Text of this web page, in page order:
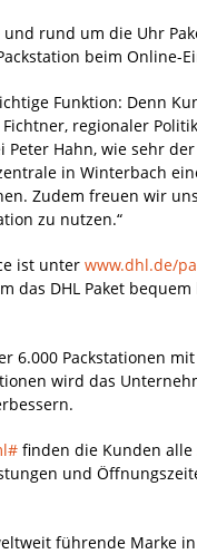
rund um die Uhr
beim Online-
Funktion: Denn
regionaler
Peter Hahn, wie sehr
in Winterbach
Zudem freuen wir
zu nutzen.“
ist unter www.dhl.de/
das DHL Paket
Packstationen
wird das
finden die Kunden alle
und
führende Marke